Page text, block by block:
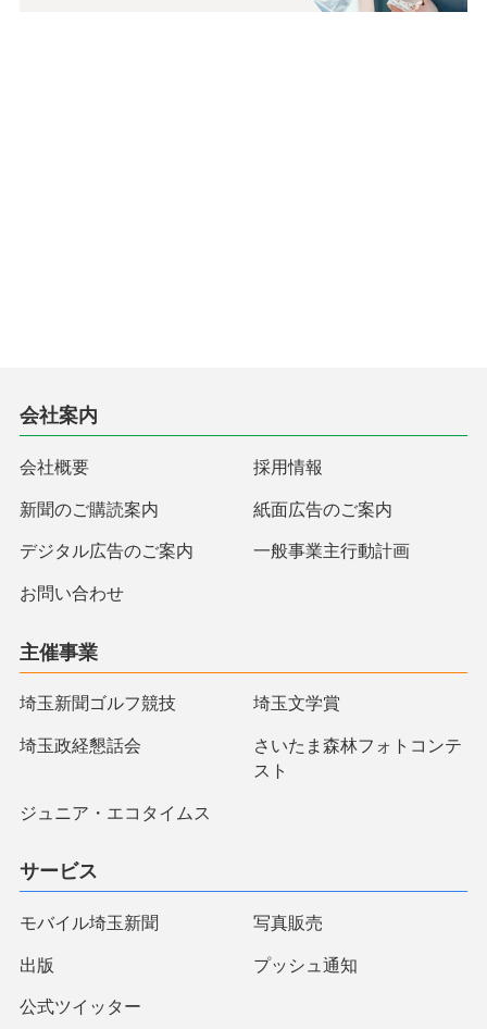
会社案内
会社概要 採用情報
新聞のご購読案内 紙面広告のご案内
デジタル広告のご案内 一般事業主行動計画
お問い合わせ
主催事業
埼玉新聞ゴルフ競技 埼玉文学賞
埼玉政経懇話会
さいたま森林フォトコンテ
スト
ジュニア・エコタイムス
サービス
モバイル埼玉新聞 写真販売
出版 プッシュ通知
公式ツイッター